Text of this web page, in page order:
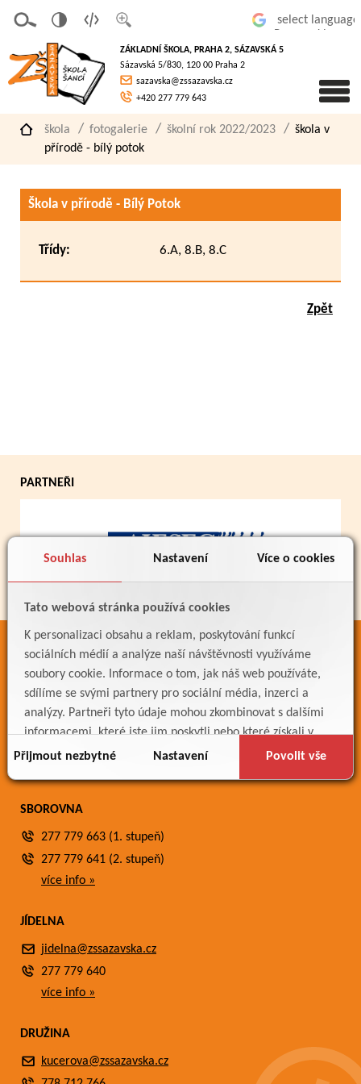
Souhlas Nastavení Více o cookies
Tato webová stránka používá cookies
K personalizaci obsahu a reklam, poskytování funkcí
sociálních médií a analýze naší návštěvnosti využíváme
soubory cookie. Informace o tom, jak náš web používáte,
sdílíme se svými partnery pro sociální média, inzerci a
analýzy. Partneři tyto údaje mohou zkombinovat s dalšími
informacemi, které jste jim poskytli nebo které získali v
důsledku toho, že používáte jejich služby.
Přijmout nezbytné Nastavení Povolit vše
písmo
á
verze
pro
slaboz
raké
ZÁKLADNÍ ŠKOLA, PRAHA 2, SÁZAVSKÁ 5
Sázavská 5/830, 120 00 Praha 2
sazavska@zssazavska.cz
+420 277 779 643
škola fotogalerie školní rok 2022/2023
škola v
přírodě - bílý potok
Škola v přírodě - Bílý Potok
Třídy: 6.A, 8.B, 8.C
Zpět
PARTNEŘI
ODKAZY
Bakaláři
Jídelníček
Meteostanice
SBOROVNA
277 779 663 (1. stupeň)
277 779 641 (2. stupeň)
více info »
JÍDELNA
jidelna@zssazavska.cz
277 779 640
více info »
DRUŽINA
kucerova@zssazavska.cz